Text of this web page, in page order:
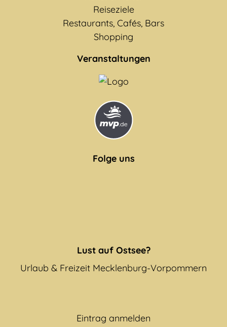
Reiseziele
Restaurants, Cafés, Bars
Shopping
Veranstaltungen
Folge uns
Lust auf Ostsee?
Urlaub & Freizeit Mecklenburg-Vorpommern
Eintrag anmelden